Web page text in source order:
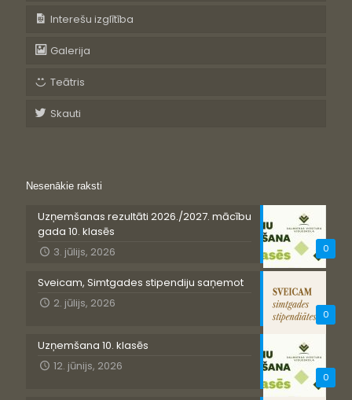
Interešu izglītība
Galerija
Teātris
Skauti
Nesenākie raksti
0
Uzņemšanas rezultāti 2026./2027. mācību
gada 10. klasēs
3. jūlijs, 2026
0
Sveicam, Simtgades stipendiju saņemot
2. jūlijs, 2026
0
Uzņemšana 10. klasēs
12. jūnijs, 2026